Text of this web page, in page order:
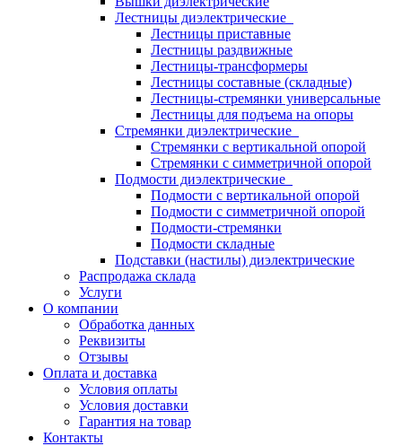
Лестницы диэлектрические
Лестницы приставные
Лестницы раздвижные
Лестницы-трансформеры
Лестницы составные (складные)
Лестницы-стремянки универсальные
Лестницы для подъема на опоры
Стремянки диэлектрические
Стремянки с вертикальной опорой
Стремянки с симметричной опорой
Подмости диэлектрические
Подмости с вертикальной опорой
Подмости с симметричной опорой
Подмости-стремянки
Подмости складные
Подставки (настилы) диэлектрические
Распродажа склада
Услуги
О компании
Обработка данных
Реквизиты
Отзывы
Оплата и доставка
Условия оплаты
Условия доставки
Гарантия на товар
Контакты